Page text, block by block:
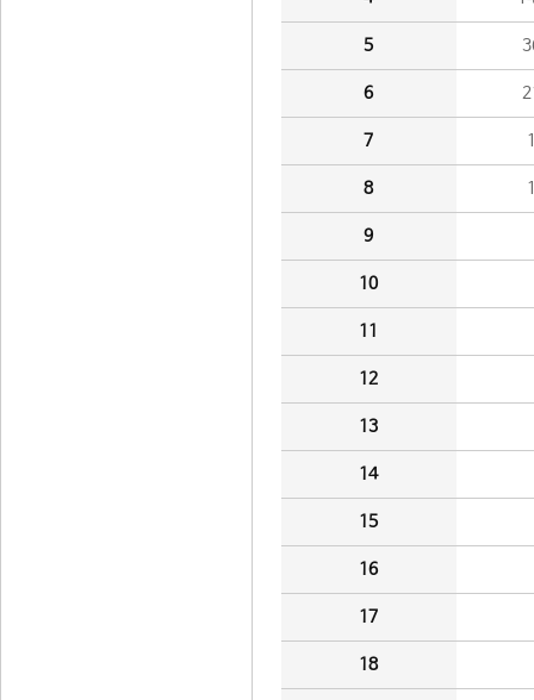
5
6
7
8
9
10
11
12
13
14
15
16
17
18